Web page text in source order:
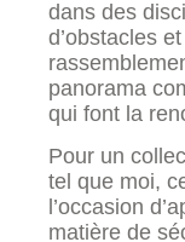
dans des
d’obstacles
panorama
qui font la
Pour un
tel que moi,
l’occasion
matière de